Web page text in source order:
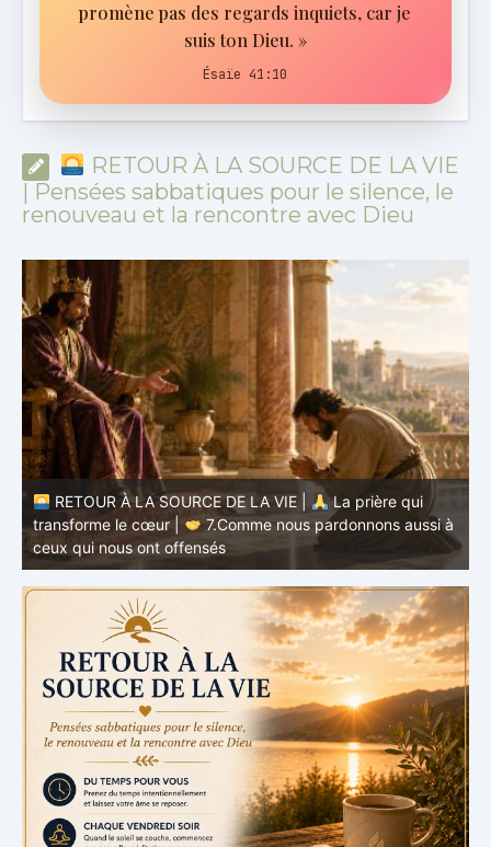
promène pas des regards inquiets, car je
suis ton Dieu. »
Ésaïe 41:10
RETOUR À LA SOURCE DE LA VIE
| Pensées sabbatiques pour le silence, le
renouveau et la rencontre avec Dieu
RETOUR À LA SOURCE DE LA VIE |
La prière qui
transforme le cœur |
6.Et pardonne-nous nos offenses